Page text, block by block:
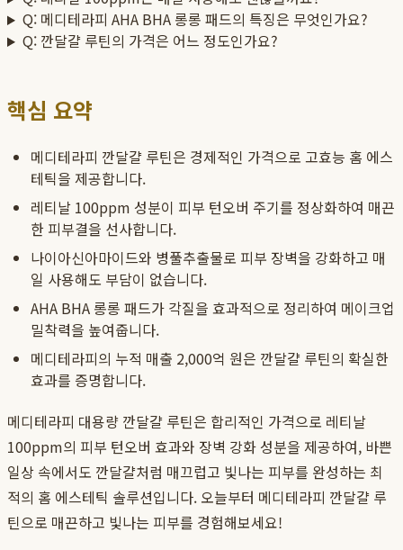
Q: 메디테라피 AHA BHA 롱롱 패드의 특징은 무엇인가요?
Q: 깐달걀 루틴의 가격은 어느 정도인가요?
핵심 요약
메디테라피 깐달걀 루틴은 경제적인 가격으로 고효능 홈 에스
테틱을 제공합니다.
레티날 100ppm 성분이 피부 턴오버 주기를 정상화하여 매끈
한 피부결을 선사합니다.
나이아신아마이드와 병풀추출물로 피부 장벽을 강화하고 매
일 사용해도 부담이 없습니다.
AHA BHA 롱롱 패드가 각질을 효과적으로 정리하여 메이크업
밀착력을 높여줍니다.
메디테라피의 누적 매출 2,000억 원은 깐달걀 루틴의 확실한
효과를 증명합니다.
메디테라피 대용량 깐달걀 루틴은 합리적인 가격으로 레티날
100ppm의 피부 턴오버 효과와 장벽 강화 성분을 제공하여, 바쁜
일상 속에서도 깐달걀처럼 매끄럽고 빛나는 피부를 완성하는 최
적의 홈 에스테틱 솔루션입니다. 오늘부터 메디테라피 깐달걀 루
틴으로 매끈하고 빛나는 피부를 경험해보세요!